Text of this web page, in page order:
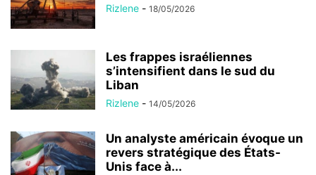
Rizlene - 18/05/2026
Les frappes israéliennes
s’intensifient dans le sud du
Liban
Rizlene - 14/05/2026
Un analyste américain évoque un
revers stratégique des États-
Unis face à...